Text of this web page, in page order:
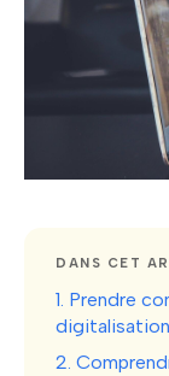
DANS CET
1. Prendre
2.